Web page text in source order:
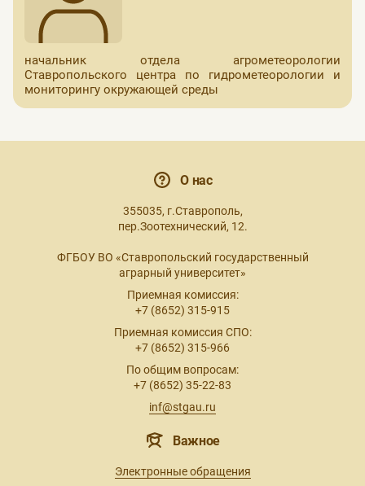
начальник отдела агрометеорологии
Ставропольского центра по гидрометеорологии и
мониторингу окружающей среды
О нас
355035, г.Ставрополь,
пер.Зоотехнический, 12.
ФГБОУ ВО «Ставропольский государственный
аграрный университет»
Приемная комиссия:
+7 (8652) 315-915
Приемная комиссия СПО:
+7 (8652) 315-966
По общим вопросам:
+7 (8652) 35-22-83
inf@stgau.ru
Важное
Электронные обращения